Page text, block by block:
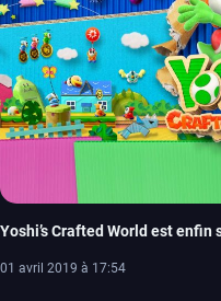
Yoshi’s Crafted World est
01 avril 2019 à 17:54